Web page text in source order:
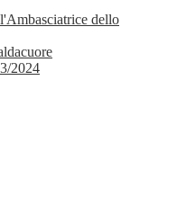
dello
2024